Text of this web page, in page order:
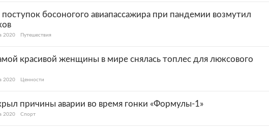
босоногого авиапассажира при пандемии возмутил
2020 Путешествия
красивой женщины в мире снялась топлес для люксового
2020 Ценности
причины аварии во время гонки «Формулы-1»
2020 Спорт